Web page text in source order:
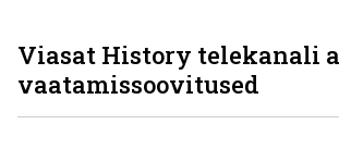
Viasat History telekanali
vaatamissoovitused